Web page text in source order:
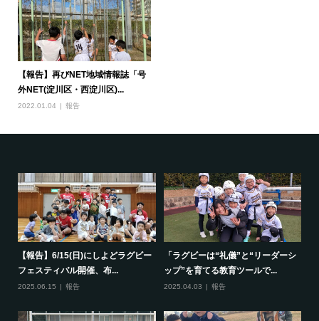
【報告】再びNET地域情報誌「号
外NET(淀川区・西淀川区)...
2022.01.04 報告
【報告】6/15(日)にしよどラグビー
フェスティバル開催、布...
2025.06.15 報告
「ラグビーは“礼儀”と“リーダーシ
ップ”を育てる教育ツールで...
2025.04.03 報告